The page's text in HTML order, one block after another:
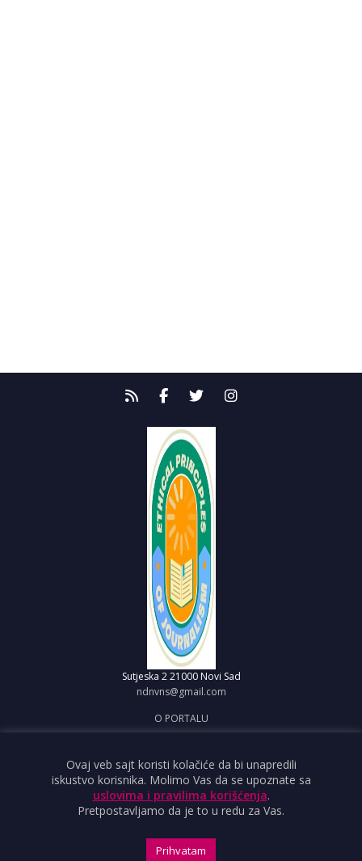
Sutjeska 2 21000 Novi Sad
ndnvns@gmail.com
O PORTALU
OBJAVI VEST
USLOVI KORIŠĆENJA
Ovaj veb sajt koristi kolačiće da bi unapredili
iskustvo korisnika. Molimo Vas da se upoznate sa
uslovima i pravilima korišćenja.
Pretpostavljamo da je to u redu za Vas.
Prihvatam